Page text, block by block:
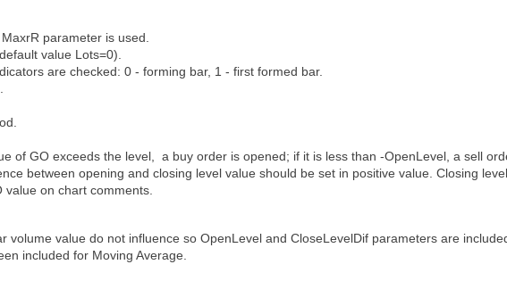
parameter is used.
value Lots=0).
are checked: 0 - forming bar, 1 - first formed bar.
of GO exceeds the level, a buy order is opened; if it is less than -OpenLevel, a sell
between opening and closing level value should be set in positive value. Closing
value on chart comments.
volume value do not influence so OpenLevel and CloseLevelDif parameters are
included for Moving Average.